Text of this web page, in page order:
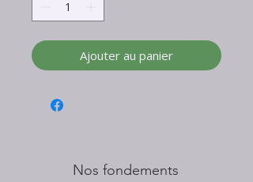
Ajouter au panier
Nos fondements